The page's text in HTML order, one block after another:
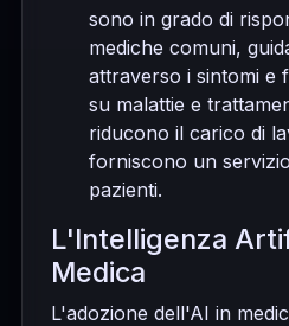
sono in grado di
mediche comuni,
attraverso i sintomi e
su malattie e
riducono il carico di
forniscono un
pazienti.
L'Intelligenza
Medica
L'adozione dell'AI in